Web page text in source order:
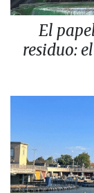
El
residuo: